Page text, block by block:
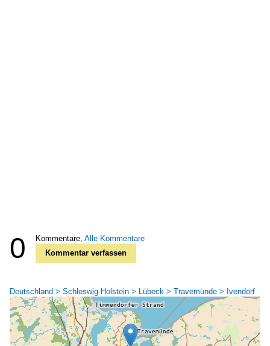
0 Kommentare, Alle Kommentare
Kommentar verfassen
Deutschland > Schleswig-Holstein > Lübeck > Travemünde > Ivendorf